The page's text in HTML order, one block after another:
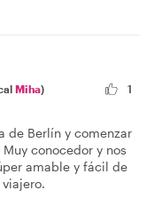
Miha)
1
de Berlín y comenzar
conocedor y nos
amable y fácil de